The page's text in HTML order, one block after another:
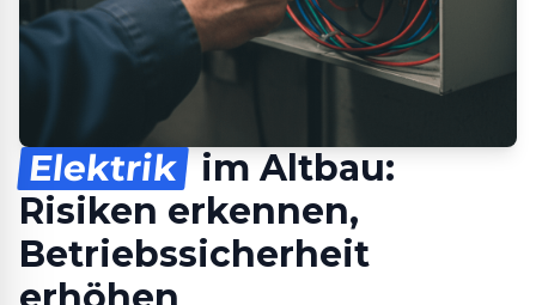
Elektrik im Altbau:
Risiken erkennen,
Betriebssicherheit